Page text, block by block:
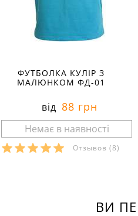
ФУТБОЛКА КУЛІР З
МАЛЮНКОМ ФД-01
від 88 грн
Отзывов (8)
ВИ